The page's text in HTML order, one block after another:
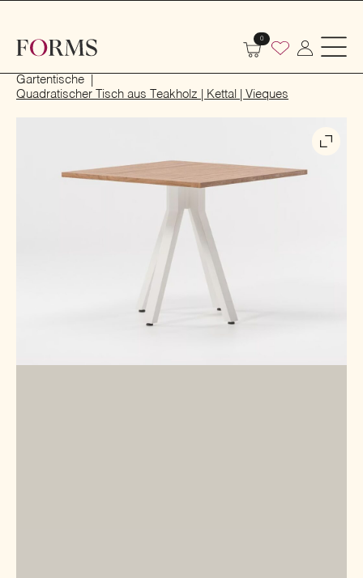
0
Gartentische
Quadratischer Tisch aus Teakholz | Kettal | Vieques